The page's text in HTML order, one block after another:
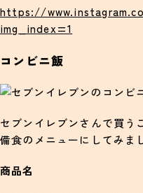
https://
img_index=1
コンビニ飯
セブンイレブンさんで買う
備食のメニューにしてみま
商品名